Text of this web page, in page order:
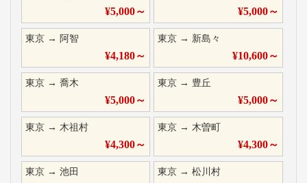
¥5,000～ ¥5,000～
東京 → 阿智
¥4,180～
東京 → 新島々
¥10,600～
東京 → 喬木
¥5,000～
東京 → 豊丘
¥5,000～
東京 → 木祖村
¥4,300～
東京 →木曽町
¥4,300～
東京 → 池田 東京 →松川村